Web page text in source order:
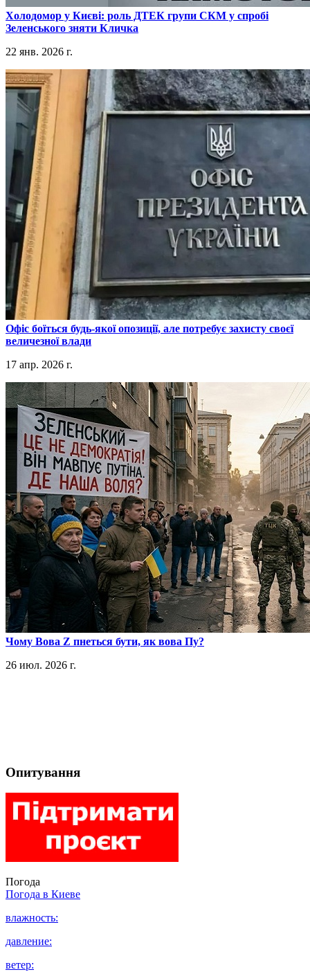
​Холодомор у Києві: роль ДТЕК групи СКМ у спробі
Зеленського зняти Кличка
22 янв. 2026 г.
​Офіс боїться будь-якої опозиції, але потребує захисту своєї
величезної влади
17 апр. 2026 г.
​Чому Вова Z пнеться бути, як вова Пу?
26 июл. 2026 г.
Опитування
Погода
Погода в Киеве
влажность:
давление:
ветер: